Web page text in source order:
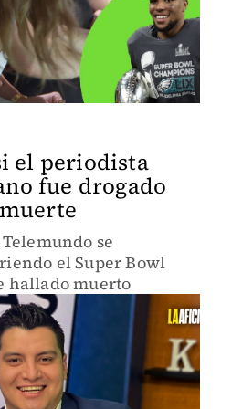
el periodista
fue drogado
se
el Super Bowl
hallado muerto